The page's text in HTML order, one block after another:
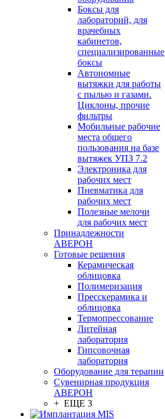
Боксы для
лабораторий, для
врачебных
кабинетов,
специализированные
боксы
Автономные
вытяжки для работы
с пылью и газами.
Циклоны, прочие
фильтры
Мобильные рабочие
места общего
пользования на базе
вытяжек УПЗ 7.2
Электроника для
рабочих мест
Пневматика для
рабочих мест
Полезные мелочи
для рабочих мест
Принадлежности
АВЕРОН
Готовые решения
Керамическая
облицовка
Полимеризация
Пресскерамика и
облицовка
Термопрессование
Литейная
лаборатория
Гипсовочная
лаборатория
Оборудование для терапии
Сувенирная продукция
АВЕРОН
+ ЕЩЕ 3